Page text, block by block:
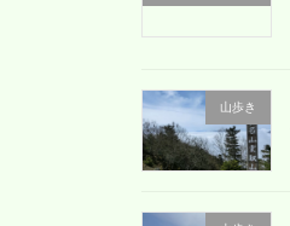
山歩き